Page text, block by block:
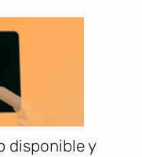
disponible y